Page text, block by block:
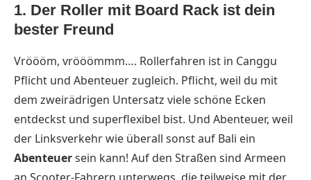
1. Der Roller mit Board Rack ist dein
bester Freund
Vröööm, vrööömmm…. Rollerfahren ist in Canggu
Pflicht und Abenteuer zugleich. Pflicht, weil du mit
dem zweirädrigen Untersatz viele schöne Ecken
entdeckst und superflexibel bist. Und Abenteuer, weil
der Linksverkehr wie überall sonst auf Bali ein
Abenteuersein kann! Auf den Straßen sind Armeen